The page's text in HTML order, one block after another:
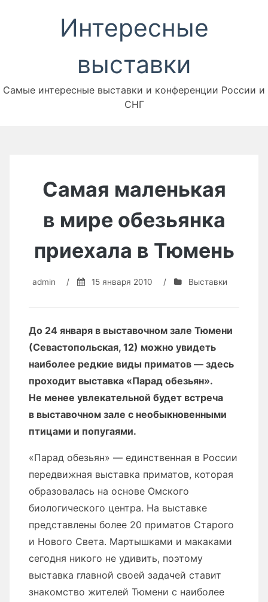
содержимомуИнтересные
выставки
Самые интересные выставки и конференции России и
СНГ
Самая маленькая
в мире обезьянка
приехала в Тюмень
admin / 15 января 2010 / Выставки
До 24 января в выставочном зале Тюмени
(Севастопольская, 12) можно увидеть
наиболее редкие виды приматов — здесь
проходит выставка «Парад обезьян».
Не менее увлекательной будет встреча
в выставочном зале с необыкновенными
птицами и попугаями.
«Парад обезьян» — единственная в России
передвижная выставка приматов, которая
образовалась на основе Омского
биологического центра. На выставке
представлены более 20 приматов Старого
и Нового Света. Мартышками и макаками
сегодня никого не удивить, поэтому
выставка главной своей задачей ставит
знакомство жителей Тюмени с наиболее